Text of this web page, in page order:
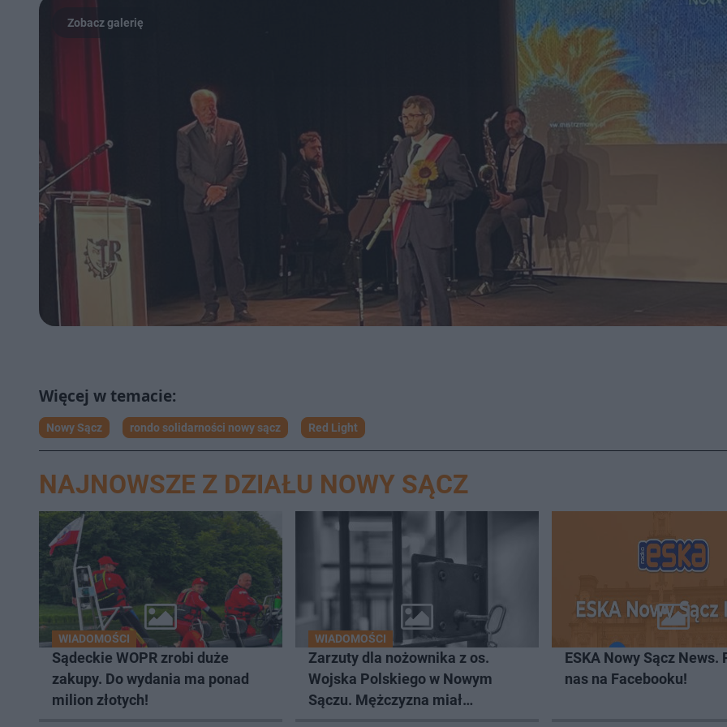
Nowy Sącz rondo solidarności nowy sącz Red Light
NAJNOWSZE Z DZIAŁU NOWY SĄCZ
WIADOMOŚCI
Sądeckie WOPR zrobi duże
zakupy. Do wydania ma ponad
milion złotych!
WIADOMOŚCI
Zarzuty dla nożownika z os.
Wojska Polskiego w Nowym
Sączu. Mężczyzna miał
ESKA Nowy Sącz News.
nas na Facebooku!